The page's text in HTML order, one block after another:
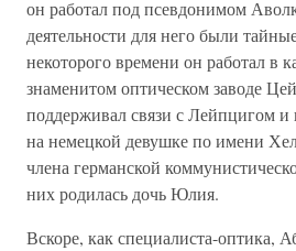
он работал под псевдонимом
деятельности для него были
некоторого времени он работал в
знаменитом оптическом заводе
поддерживал связи с Лейпцигом и
на немецкой девушке по имени
члена германской
них родилась дочь Юлия.
Вскоре, как специалиста-оптика,